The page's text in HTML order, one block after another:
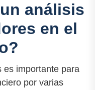
análisis
en el
es importante para
por varias